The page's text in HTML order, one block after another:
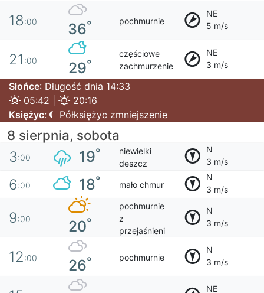
18:00 36° pochmurnie
NE
5 m/s
21 :00 29°
częściowe
zachmurzenie
NE
3 m/s
Słońce: Długość dnia 14:33
05:42 |
20:16
Księżyc: Półksiężyc zmniejszenie
8 sierpnia, sobota
3:00 19°
niewielki
deszcz
N
3 m/s
6:00 18° mało chmur
N
3 m/s
9:00 20°
pochmurnie
z
przejaśnieni
N
3 m/s
12:00 26° pochmurnie
N
3 m/s
NE